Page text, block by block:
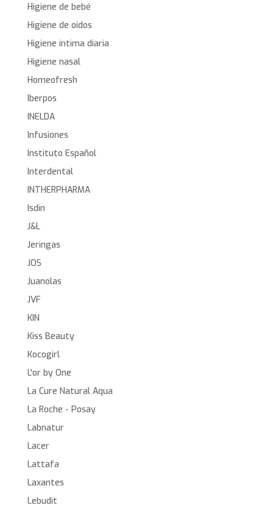
Higiene de bebé
Higiene de oídos
Higiene íntima diaria
Higiene nasal
Homeofresh
Iberpos
INELDA
Infusiones
Instituto Español
Interdental
INTHERPHARMA
Isdin
J&L
Jeringas
JOS
Juanolas
JVF
KIN
Kiss Beauty
Kocogirl
L'or by One
La Cure Natural Aqua
La Roche - Posay
Labnatur
Lacer
Lattafa
Laxantes
Lebudit